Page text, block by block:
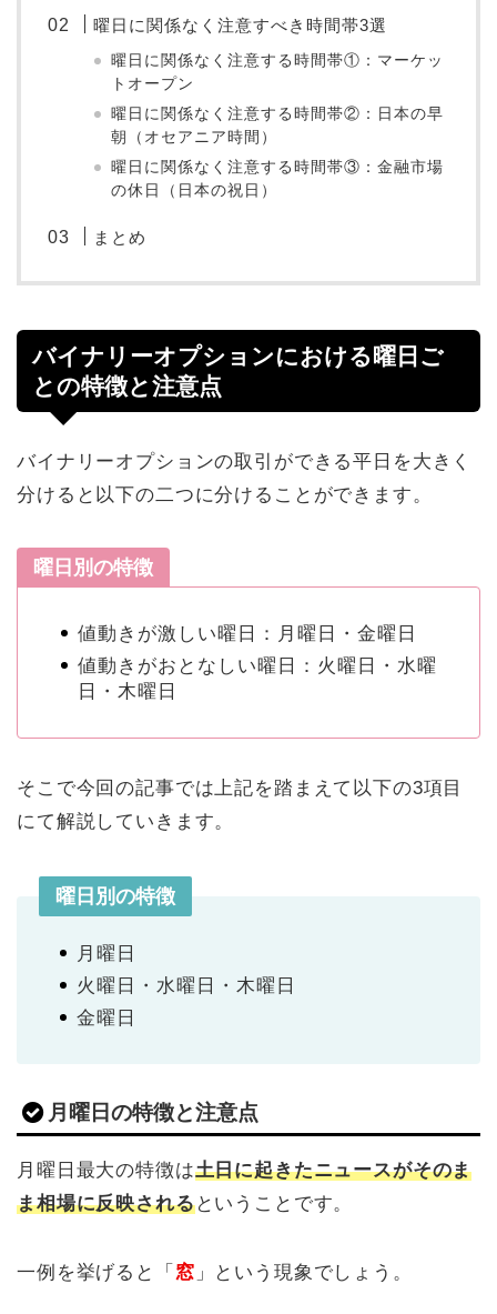
曜日に関係なく注意すべき時間帯3選
曜日に関係なく注意する時間帯①：マーケッ
トオープン
曜日に関係なく注意する時間帯②：日本の早
朝（オセアニア時間）
曜日に関係なく注意する時間帯③：金融市場
の休日（日本の祝日）
まとめ
バイナリーオプションにおける曜日ご
との特徴と注意点
バイナリーオプションの取引ができる平日を大きく
分けると以下の二つに分けることができます。
曜日別の特徴
値動きが激しい曜日：月曜日・金曜日
値動きがおとなしい曜日：火曜日・水曜
日・木曜日
そこで今回の記事では上記を踏まえて以下の3項目
にて解説していきます。
曜日別の特徴
月曜日
火曜日・水曜日・木曜日
金曜日
月曜日の特徴と注意点
月曜日最大の特徴は土日に起きたニュースがそのま
ま相場に反映されるということです。
一例を挙げると「 窓 」という現象でしょう。